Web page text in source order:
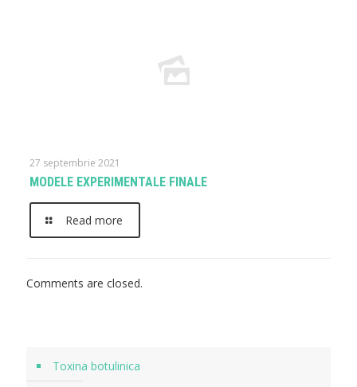
27 septembrie 2021
MODELE EXPERIMENTALE FINALE
Read more
Comments are closed.
Toxina botulinica